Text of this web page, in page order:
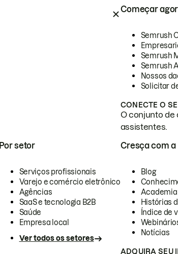
Começar
Semrush
Semrush
Semrush
Nossos
Solicitar
CONECTE O
O conjunto de
assistentes.
Por setor
Serviços profissionais
Varejo e comércio eletrônico
Agências
SaaS e tecnologia B2B
Saúde
Empresa local
Ver todos os setores
Cresça com a
Blog
Academia
Histórias
Índice de
Notícias
ADQUIRA SEU